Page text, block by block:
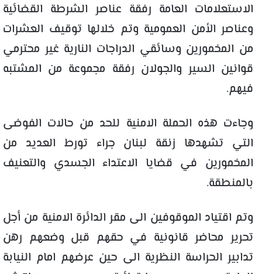
الاستعلامات العامة رفقة عناصر الشرطة القضائية
وعناصر الأمن العمومية وتم خلالها توقيف العشرات
من المخمورين وسائقي الدراجات النارية غير محترمي
قوانين السير والجولان رفقة مجموعة من المشتبه
فيهم.
وجاءت هذه الحملة الامنية للحد من حالات الفوضى
التي تشهدها زنقة لبنان جراء تورط العديد من
المخمورين في قضايا الاعتداء الجسدي والتعنيف
بالمنطقة.
وتم اقتياد الموقوفين الى مقر الدائرة الامنية من أجل
تحرير محاضر قانونية في حقهم قبل وضعهم رهن
تدابير الحراسة النظرية الى حين عرضهم امام النيابة